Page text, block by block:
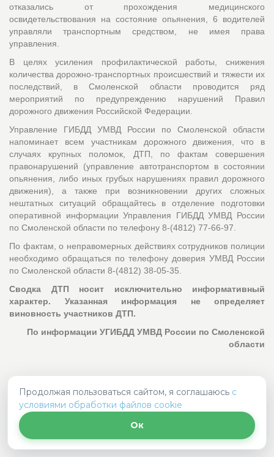
отказались от прохождения медицинского
освидетельствования на состояние опьянения, 6 водителей
управляли транспортным средством, не имея права
управления.
В целях усиления профилактической работы, снижения
количества дорожно-транспортных происшествий и тяжести их
последствий, в Смоленской области проводится ряд
мероприятий по предупреждению нарушений Правил
дорожного движения Российской Федерации.
Управление ГИБДД УМВД России по Смоленской области
напоминает всем участникам дорожного движения, что в
случаях крупных поломок, ДТП, по фактам совершения
правонарушений (управление автотранспортом в состоянии
опьянения, либо иных грубых нарушениях правил дорожного
движения), а также при возникновении других сложных
нештатных ситуаций обращайтесь в отделение подготовки
оперативной информации Управления ГИБДД УМВД России
по Смоленской области по телефону 8-(4812) 77-66-97.
По фактам, о неправомерных действиях сотрудников полиции
необходимо обращаться по телефону доверия УМВД России
по Смоленской области 8-(4812) 38-05-35.
Сводка ДТП носит исключительно информативный
характер. Указанная информация не определяет
виновность участников ДТП.
По информации УГИБДД УМВД России по Смоленской
области
источник
Сведения о состоянии аварийности на
территории Смоленской области за 28 января
2019 года
Продолжая пользоваться сайтом, я соглашаюсь с
условиями обработки файлов cookie
Ок